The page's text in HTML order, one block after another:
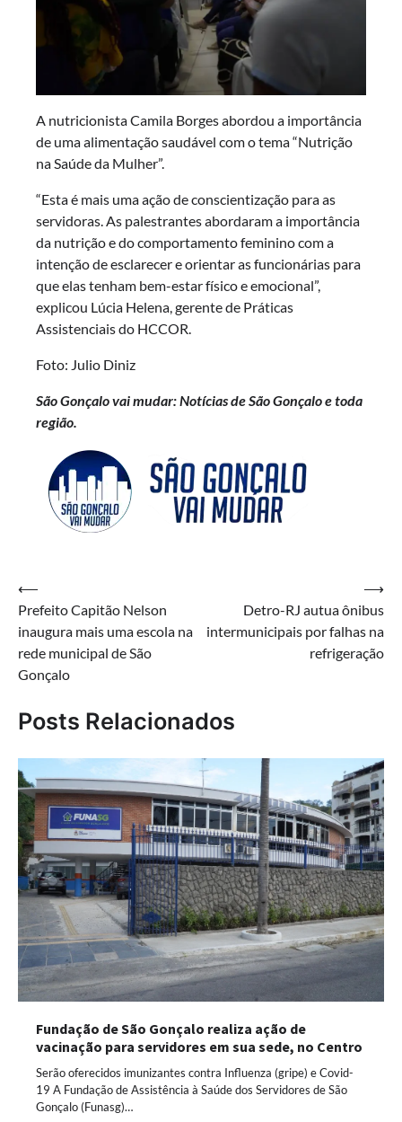
A nutricionista Camila Borges abordou a importância
de uma alimentação saudável com o tema “Nutrição
na Saúde da Mulher”.
“Esta é mais uma ação de conscientização para as
servidoras. As palestrantes abordaram a importância
da nutrição e do comportamento feminino com a
intenção de esclarecer e orientar as funcionárias para
que elas tenham bem-estar físico e emocional”,
explicou Lúcia Helena, gerente de Práticas
Assistenciais do HCCOR.
Foto: Julio Diniz
São Gonçalo vai mudar: Notícias de São Gonçalo e toda
região.
Navegação
de
Post
⟵
Prefeito Capitão Nelson
inaugura mais uma escola na
rede municipal de São
Gonçalo
Detro-RJ autua ônibus
intermunicipais por falhas na
refrigeração
⟶
Posts Relacionados
Fundação de São Gonçalo realiza ação de
vacinação para servidores em sua sede, no Centro
Serão oferecidos imunizantes contra Influenza (gripe) e Covid-
19 A Fundação de Assistência à Saúde dos Servidores de São
Gonçalo (Funasg)…